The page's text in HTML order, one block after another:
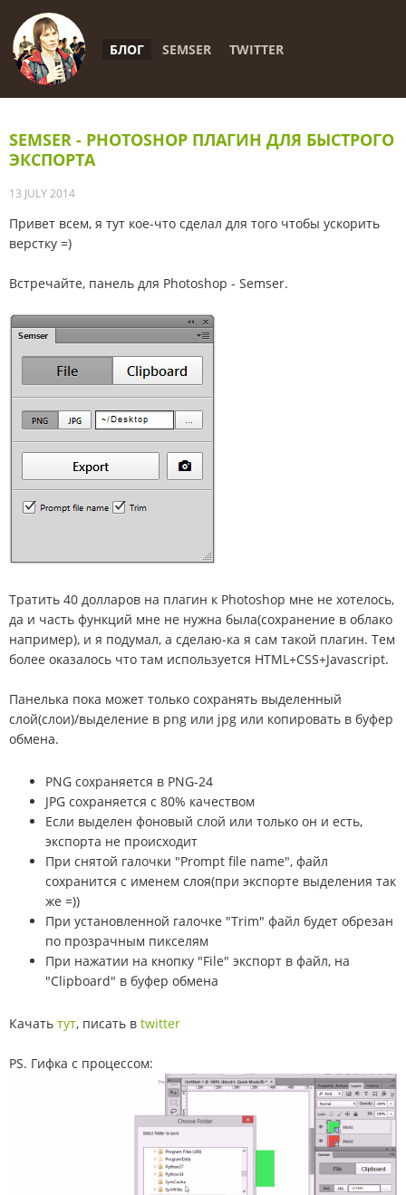
БЛОГ SEMSER TWITTER
SEMSER - PHOTOSHOP ПЛАГИН ДЛЯ БЫСТРОГО
ЭКСПОРТА
13 JULY 2014
Привет всем, я тут кое-что сделал для того чтобы ускорить
верстку =)
Встречайте, панель для Photoshop - Semser.
Тратить 40 долларов на плагин к Photoshop мне не хотелось,
да и часть функций мне не нужна была(сохранение в облако
например), и я подумал, а сделаю-ка я сам такой плагин. Тем
более оказалось что там используется HTML+CSS+Javascript.
Панелька пока может только сохранять выделенный
слой(слои)/выделение в png или jpg или копировать в буфер
обмена.
PNG сохраняется в PNG-24
JPG сохраняется с 80% качеством
Если выделен фоновый слой или только он и есть,
экспорта не происходит
При снятой галочки "Prompt file name", файл
сохранится с именем слоя(при экспорте выделения так
же =))
При установленной галочке "Trim" файл будет обрезан
по прозрачным пикселям
При нажатии на кнопку "File" экспорт в файл, на
"Clipboard" в буфер обмена
Качать тут, писать в twitter
PS. Гифка с процессом: